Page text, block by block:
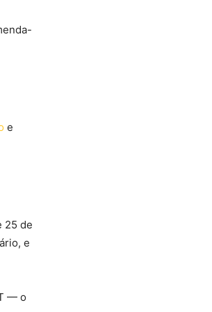
e
25 de
e
— o